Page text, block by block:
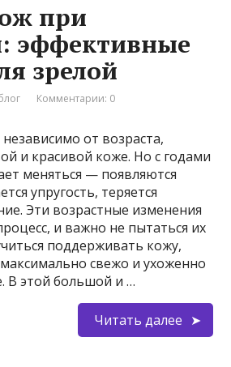
при
эффективные
зрелой
Комментарии: 0
от возраста,
и красивой коже. Но с годами
меняться — появляются
упругость, теряется
Эти возрастные изменения
и важно не пытаться их
поддерживать кожу,
свежо и ухоженно
В этой большой и …
Читать далее